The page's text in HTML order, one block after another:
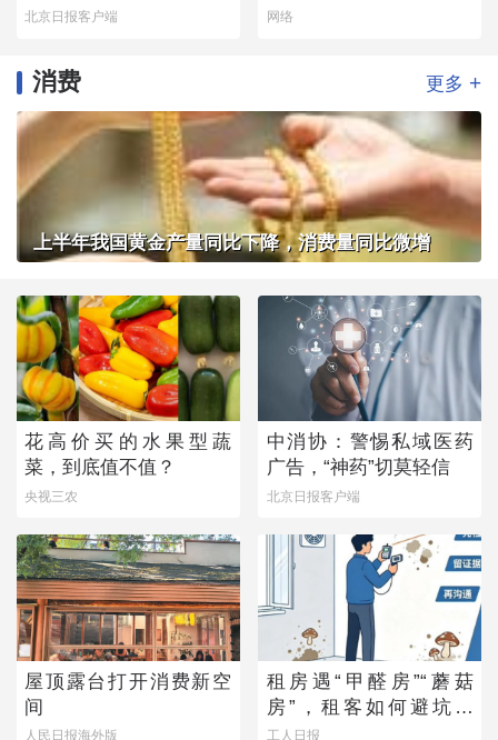
除“高风险点位”
北京日报客户端 网络
消费 更多 +
上半年我国黄金产量同比下降，消费量同比微增
花高价买的水果型蔬
菜，到底值不值？
央视三农
中消协：警惕私域医药
广告，“神药”切莫轻信
北京日报客户端
屋顶露台打开消费新空
间
人民日报海外版
租房遇“甲醛房”“蘑菇
房”，租客如何避坑维
权？
工人日报